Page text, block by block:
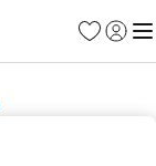
Favoris
Se